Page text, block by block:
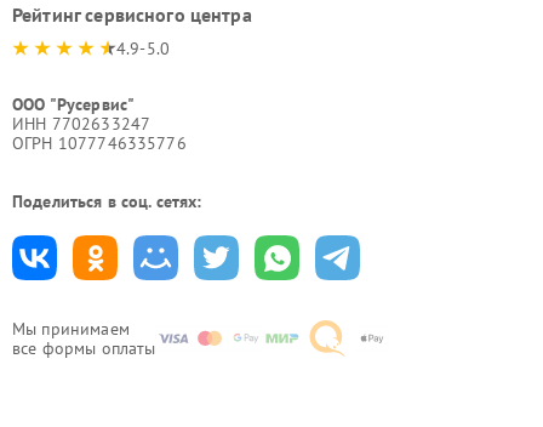
Мы принимаем
все формы оплаты
Рейтинг сервисного центра
4.9-5.0
ООО "Русервис"
ИНН 7702633247
ОГРН 1077746335776
Поделиться в соц. сетях: